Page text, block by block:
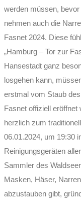
werden müssen,
nehmen auch die
Fasnet 2024. Diese
„Hamburg – Tor zur
Hansestadt ganz
losgehen kann,
erstmal vom Staub
Fasnet offiziell
herzlich zum
06.01.2024, um 19:30
Reinigungsgeräten
Sammler des
Masken, Häser,
abzustauben gibt,